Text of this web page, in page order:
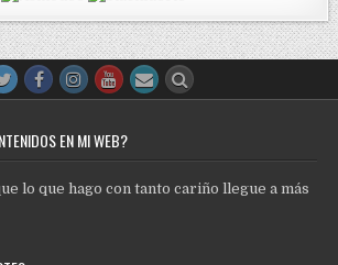
EN MI WEB?
lo que hago con tanto cariño llegue a más